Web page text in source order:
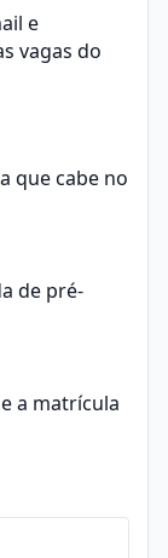
e
vagas do
que cabe no
de pré-
a matrícula